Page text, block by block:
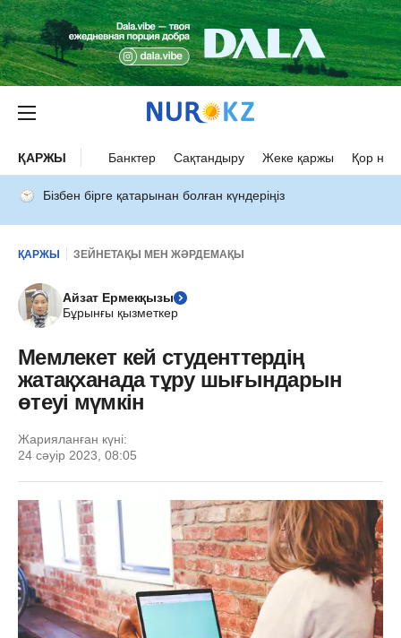
ҚАРЖЫ Банктер Сақтандыру Жеке қаржы Қор
Бізбен бірге қатарынан болған күндеріңіз
ҚАРЖЫ ЗЕЙНЕТАҚЫ МЕН ЖӘРДЕМАҚЫ
Айзат Ермекқызы
Бұрынғы қызметкер
Мемлекет кей студенттердің
жатақханада тұру шығындарын
өтеуі мүмкін
Жарияланған күні:
24 сәуір 2023, 08:05